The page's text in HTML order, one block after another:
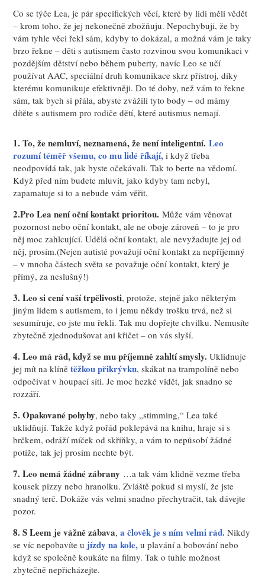
Co se týče Lea, je pár specifických věcí, které by lidi měli vědět
– krom toho, že jej nekonečně zbožňuju. Nepochybuji, že by
vám tyhle věci řekl sám, kdyby to dokázal, a možná vám je taky
brzo řekne – děti s autismem často rozvinou svou komunikaci v
pozdějším dětství nebo během puberty, navíc Leo se učí
používat AAC, speciální druh komunikace skrz přístroj, díky
kterému komunikuje efektivněji. Do té doby, než vám to řekne
sám, tak bych si přála, abyste zvážili tyto body – od mámy
dítěte s autismem pro rodiče dětí, které autismus nemají.
1. To, že nemluví, neznamená, že není inteligentní. Leo
rozumí téměř všemu, co mu lidé říkají, i když třeba
neodpovídá tak, jak byste očekávali. Tak to berte na vědomí.
Když před ním budete mluvit, jako kdyby tam nebyl,
zapamatuje si to a nebude vám věřit.
2.Pro Lea není oční kontakt prioritou. Může vám věnovat
pozornost nebo oční kontakt, ale ne oboje zároveň – to je pro
něj moc zahlcující. Udělá oční kontakt, ale nevyžadujte jej od
něj, prosím.(Nejen autisté považují oční kontakt za nepříjemný
– v mnoha částech světa se považuje oční kontakt, který je
přímý, za neslušný!)
3. Leo si cení vaší trpělivosti, protože, stejně jako některým
jiným lidem s autismem, to i jemu někdy trošku trvá, než si
sesumíruje, co jste mu řekli. Tak mu dopřejte chvilku. Nemusíte
zbytečně zjednodušovat ani křičet – on vás slyší.
4. Leo má rád, když se mu příjemně zahltí smysly.Uklidnuje
jej mít na klínětěžkou přikrývku, skákat na trampolíně nebo
odpočívat v houpací síti. Je moc hezké vidět, jak snadno se
rozzáří.
5. Opakované pohyby, nebo taky „stimming,“ Lea také
uklidňují. Takže když pořád poklepává na knihu, hraje si s
brčkem, odráží míček od skříňky, a vám to nepůsobí žádné
potíže, tak jej prosím nechte být.
7. Leo nemá žádné zábrany …a tak vám klidně vezme třeba
kousek pizzy nebo hranolku. Zvláště pokud si myslí, že jste
snadný terč. Dokáže vás velmi snadno přechytračit, tak dávejte
pozor.
8. S Leem je vážně zábava,a člověk je s ním velmi rád. Nikdy
se víc nepobavíte u jízdy na kole, u plavání a bobování nebo
když se společně koukáte na filmy. Tak o tuhle možnost
zbytečně nepřicházejte.